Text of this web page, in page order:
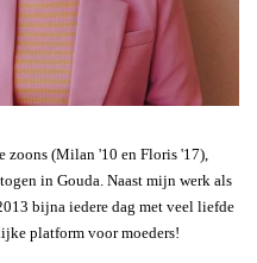
zoons (Milan '10 en Floris '17),
in Gouda. Naast mijn werk als
bijna iedere dag met veel liefde
platform voor moeders!